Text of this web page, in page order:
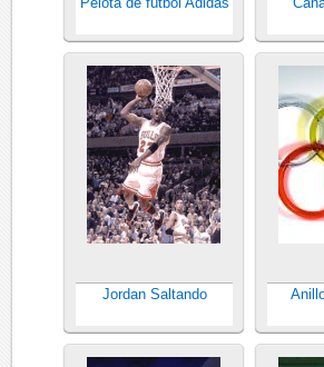
Jordan Saltando